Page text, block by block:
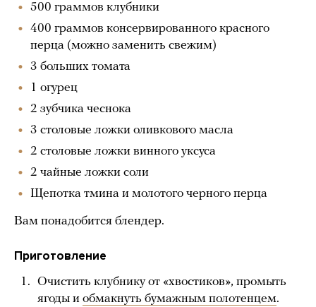
500 граммов клубники
400 граммов консервированного красного
перца (можно заменить свежим)
3 больших томата
1 огурец
2 зубчика чеснока
3 столовые ложки оливкового масла
2 столовые ложки винного уксуса
2 чайные ложки соли
Щепотка тмина и молотого черного перца
Вам понадобится блендер.
Приготовление
Очистить клубнику от «хвостиков», промыть
ягоды и обмакнуть бумажным полотенцем.